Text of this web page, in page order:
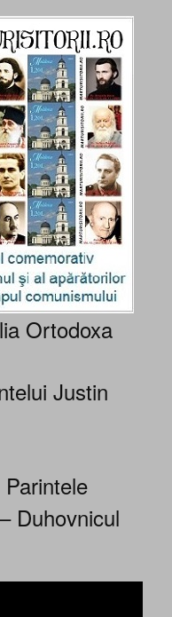
Ortodoxa
Justin
Duhovnicul